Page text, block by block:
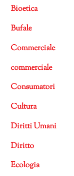
Bioetica
Bufale
Commerciale
commerciale
Consumatori
Cultura
Diritti Umani
Diritto
Ecologia